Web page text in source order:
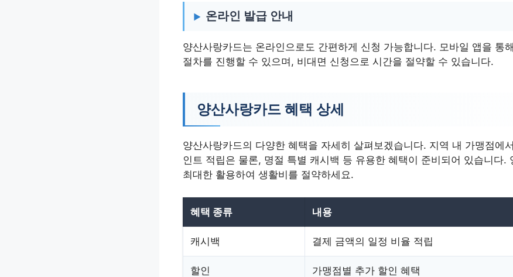
온라인 발급 안내
양산사랑카드는 온라인으로도 간편하게 신청 가능합니다. 모바일 앱을 통
절차를 진행할 수 있으며, 비대면 신청으로 시간을 절약할 수 있습니다.
양산사랑카드 혜택 상세
양산사랑카드의 다양한 혜택을 자세히 살펴보겠습니다. 지역 내 가맹점에
인트 적립은 물론, 명절 특별 캐시백 등 유용한 혜택이 준비되어 있습니다.
최대한 활용하여 생활비를 절약하세요.
혜택 종류 내용
캐시백 결제 금액의 일정 비율 적립
할인 가맹점별 추가 할인 혜택